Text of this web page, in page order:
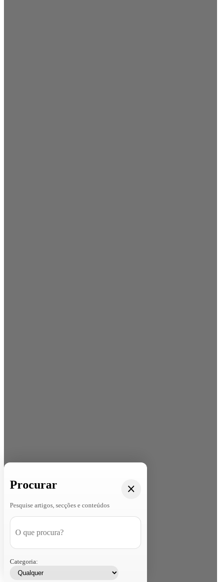
Procurar
Pesquise artigos, secções e conteúdos
Categoria: